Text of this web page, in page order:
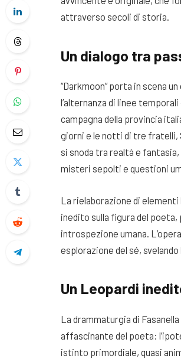
attraverso secoli di storia.
Un dialogo tra
“Darkmoon” porta in scena
l’alternanza di linee
campagna della provincia
giorni e le notti di tre fratelli,
si snoda tra realtà e
misteri sepolti e questioni
La rielaborazione di
inedito sulla figura del
introspezione umana.
esplorazione del sé,
Un Leopardi
La drammaturgia di
affascinante del poeta:
istinto primordiale, quasi